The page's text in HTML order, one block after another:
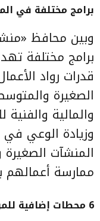
برامج مختلفة في
وبين محافظ
برامج مختلفة
قدرات رواد
الصغيرة
والمالية
وزيادة الوعي
المنشآت
ممارسة أعمالهم
6 محطات إضافية للمؤتمر